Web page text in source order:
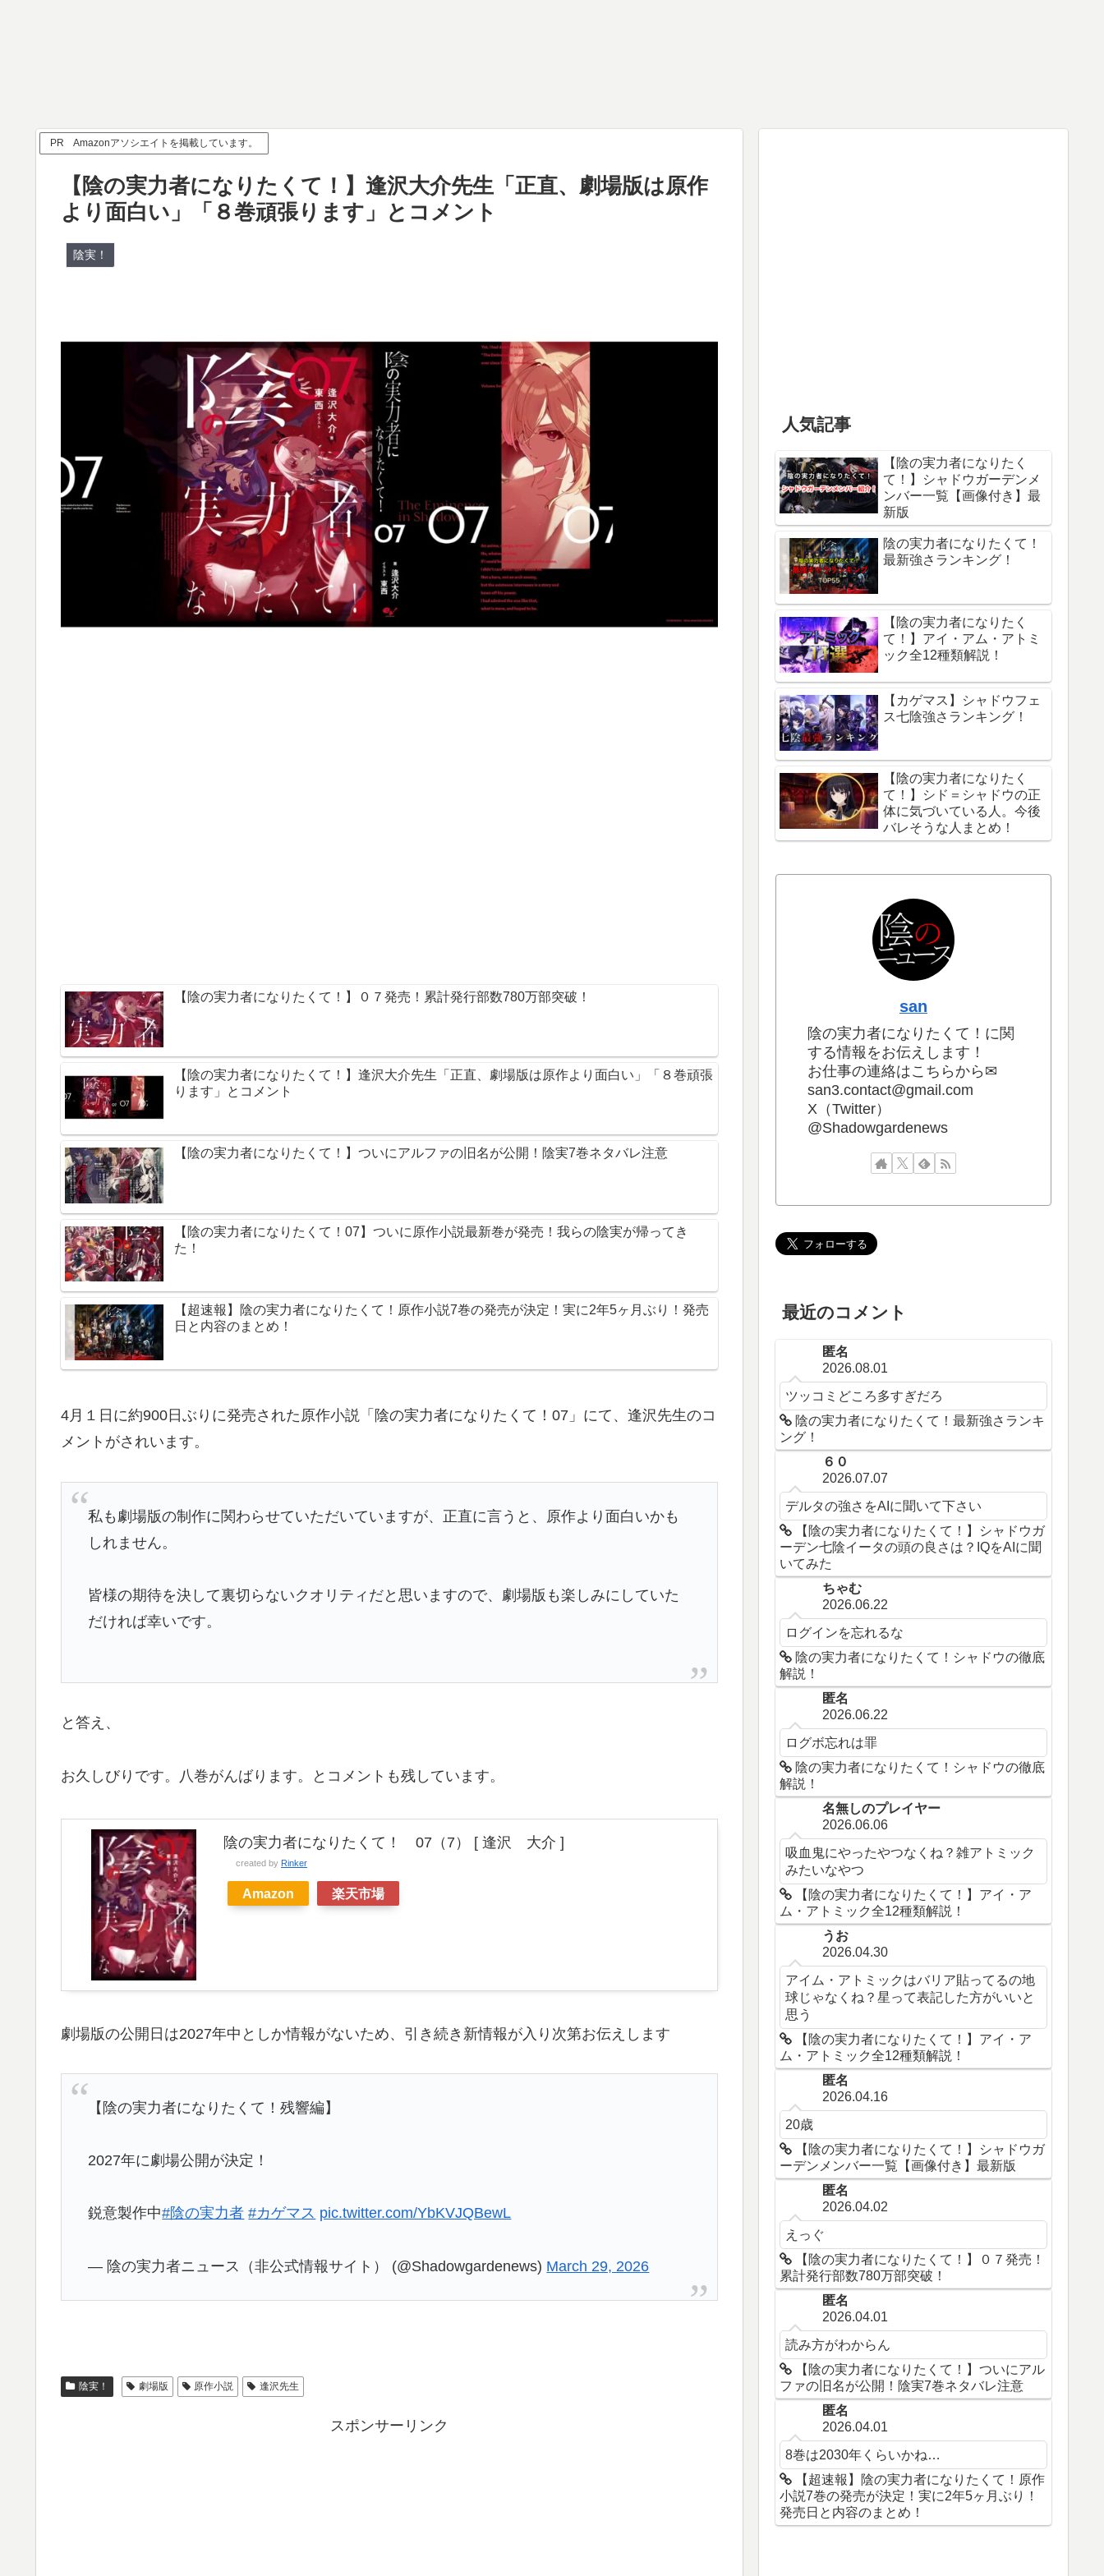
PR Amazonアソシエイトを掲載しています。
【陰の実力者になりたくて！】逢沢大介先生「正直、劇場版は原作
より面白い」「８巻頑張ります」とコメント
陰実！
【陰の実力者になりたくて！】０７発売！累計発行部数780万部突破！
【陰の実力者になりたくて！】逢沢大介先生「正直、劇場版は原作より面白い」「８巻頑張
ります」とコメント
【陰の実力者になりたくて！】ついにアルファの旧名が公開！陰実7巻ネタバレ注意
【陰の実力者になりたくて！07】ついに原作小説最新巻が発売！我らの陰実が帰ってき
た！
【超速報】陰の実力者になりたくて！原作小説7巻の発売が決定！実に2年5ヶ月ぶり！発売
日と内容のまとめ！
4月１日に約900日ぶりに発売された原作小説「陰の実力者になりたくて！07」にて、逢沢先生のコ
メントがされいます。
私も劇場版の制作に関わらせていただいていますが、正直に言うと、原作より面白いかも
しれません。
皆様の期待を決して裏切らないクオリティだと思いますので、劇場版も楽しみにしていた
だければ幸いです。
と答え、
お久しびりです。八巻がんばります。とコメントも残しています。
陰の実力者になりたくて！ 07（7） [ 逢沢 大介 ]
created by Rinker
Amazon 楽天市場
劇場版の公開日は2027年中としか情報がないため、引き続き新情報が入り次第お伝えします
【陰の実力者になりたくて！残響編】
2027年に劇場公開が決定！
鋭意製作中#陰の実力者 #カゲマス pic.twitter.com/YbKVJQBewL
— 陰の実力者ニュース（非公式情報サイト） (@Shadowgardenews) March 29, 2026
陰実！ 劇場版 原作小説 逢沢先生
スポンサーリンク
人気記事
【陰の実力者になりたく
て！】シャドウガーデンメ
ンバー一覧【画像付き】最
新版
陰の実力者になりたくて！
最新強さランキング！
【陰の実力者になりたく
て！】アイ・アム・アトミ
ック全12種類解説！
【カゲマス】シャドウフェ
ス七陰強さランキング！
【陰の実力者になりたく
て！】シド＝シャドウの正
体に気づいている人。今後
バレそうな人まとめ！
san
陰の実力者になりたくて！に関
する情報をお伝えします！
お仕事の連絡はこちらから✉
san3.contact@gmail.com
X（Twitter）
@Shadowgardenews
最近のコメント
匿名
2026.08.01
ツッコミどころ多すぎだろ
陰の実力者になりたくて！最新強さランキ
ング！
６０
2026.07.07
デルタの強さをAIに聞いて下さい
【陰の実力者になりたくて！】シャドウガ
ーデン七陰イータの頭の良さは？IQをAIに聞
いてみた
ちゃむ
2026.06.22
ログインを忘れるな
陰の実力者になりたくて！シャドウの徹底
解説！
匿名
2026.06.22
ログボ忘れは罪
陰の実力者になりたくて！シャドウの徹底
解説！
名無しのプレイヤー
2026.06.06
吸血鬼にやったやつなくね？雑アトミック
みたいなやつ
【陰の実力者になりたくて！】アイ・ア
ム・アトミック全12種類解説！
うお
2026.04.30
アイム・アトミックはバリア貼ってるの地
球じゃなくね？星って表記した方がいいと
思う
【陰の実力者になりたくて！】アイ・ア
ム・アトミック全12種類解説！
匿名
2026.04.16
20歳
【陰の実力者になりたくて！】シャドウガ
ーデンメンバー一覧【画像付き】最新版
匿名
2026.04.02
えっぐ
【陰の実力者になりたくて！】０７発売！
累計発行部数780万部突破！
匿名
2026.04.01
読み方がわからん
【陰の実力者になりたくて！】ついにアル
ファの旧名が公開！陰実7巻ネタバレ注意
匿名
2026.04.01
8巻は2030年くらいかね…
【超速報】陰の実力者になりたくて！原作
小説7巻の発売が決定！実に2年5ヶ月ぶり！
発売日と内容のまとめ！